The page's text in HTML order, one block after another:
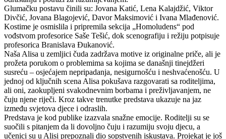
Glumačku postavu činili su: Jovana Katić, Lena Kalajdžić, Viktor
Divčić, Jovana Blagojević, Davor Maksimović i Ivana Mlađenović.
Kostime je osmislila i pripremila sekcija „Homoludens“ pod
vođstvom profesorice Saše Tešić, dok scenografiju i režiju potpisuje
profesorica Branislava Đukanović.
Naša Alisa u zemljici čuda zadržava motive iz originalne priče, ali je
prožeta porukom o problemima sa kojima se današnji tinejdžeri
susreću – osjećajem nepripadanja, nesigurnošću i neshvaćenošću. U
jednoj od ključnih scena Alisa pokušava razgovarati sa roditeljima,
ali oni, zaokupljeni svakodnevnim borbama i preživljavanjem, ne
čuju njene riječi. Kroz takve trenutke predstava ukazuje na jaz
između svjetova djece i odraslih.
Predstava je kod publike izazvala snažne emocije. Roditelji su se
suočili s pitanjem da li dovoljno čuju i razumiju svoju djecu, a
učenici su u Alisi prepoznali dio sopstvenih iskustava. Projekat je još